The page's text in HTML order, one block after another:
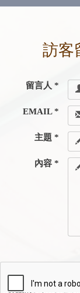
訪客
留言人 *
EMAIL *
主題 *
內容 *